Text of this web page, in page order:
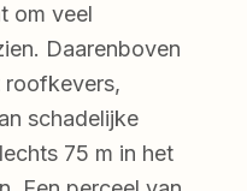
om veel
Daarenboven
schadelijke
75 m in het